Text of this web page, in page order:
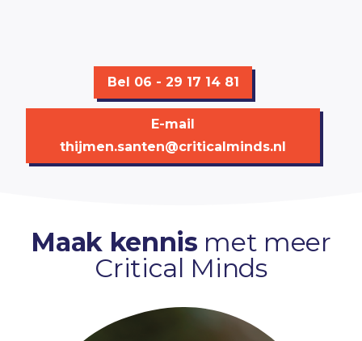
Bel 06 - 29 17 14 81
E-mail
thijmen.santen@criticalminds.nl
Maak kennis met meer
Critical Minds